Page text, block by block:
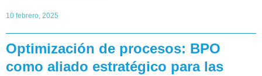
10 febrero, 2025
Optimización de procesos: BPO
como aliado estratégico para las